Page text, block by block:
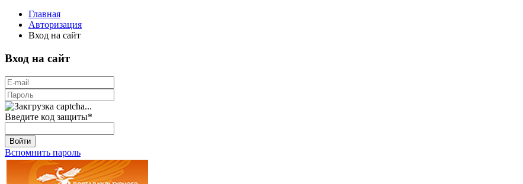
Главная
Авторизация
Вход на сайт
Вход на сайт
Введите код защиты*
Войти
Вспомнить пароль